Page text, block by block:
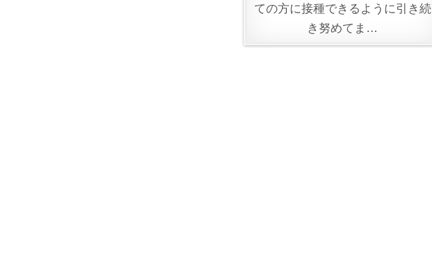
ての方に接種できるように引き続
き努めてま…